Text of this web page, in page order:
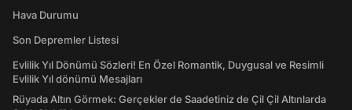
Hava Durumu
Son Depremler Listesi
Evlilik Yıl Dönümü Sözleri! En Özel Romantik, Duygusal ve Resimli
Evlilik Yıl dönümü Mesajları
Rüyada Altın Görmek: Gerçekler de Saadetiniz de Çil Çil Altınlarda